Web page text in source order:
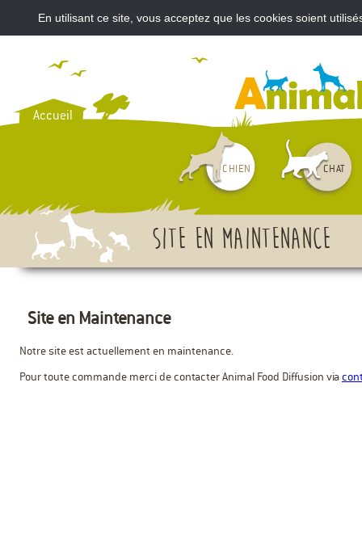
Accueil
CHIEN CHAT
Site en maintenance
Site en Maintenance
Notre site est actuellement en maintenance.
Pour toute commande merci de contacter Animal Food Diffusion via
VOUS AVEZ ACHETÉ UN
En utilisant ce site, vous acceptez que les cookies soient